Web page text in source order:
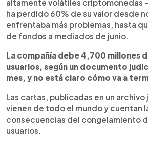
altamente volátiles criptomonedas
ha perdido 60% de su valor desde
enfrentaba más problemas, hasta
de fondos a mediados de junio.
La compañía debe 4,700 millones
usuarios, según un documento
mes, y no está claro cómo va a
Las cartas, publicadas en un archivo
vienen de todo el mundo y cuentan
consecuencias del congelamiento
usuarios.